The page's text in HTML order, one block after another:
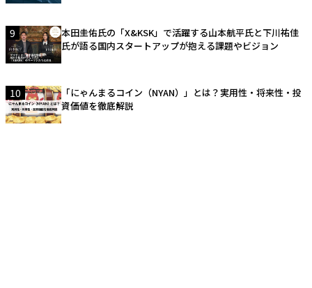
9
本田圭佑氏の「X&KSK」で活躍する山本航平氏と下川祐佳
氏が語る国内スタートアップが抱える課題やビジョン
10
「にゃんまるコイン（NYAN）」とは？実用性・将来性・投
資価値を徹底解説